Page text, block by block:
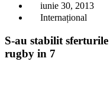
iunie 30, 2013
Internațional
S-au stabilit
rugby in 7